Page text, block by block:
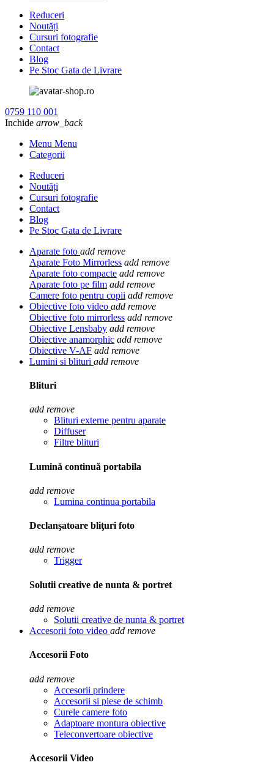
Reduceri
Noutăți
Cursuri fotografie
Contact
Blog
Pe Stoc Gata de Livrare
0759 110 001
Inchide arrow_back
Menu Menu
Categorii
Reduceri
Noutăți
Cursuri fotografie
Contact
Blog
Pe Stoc Gata de Livrare
Aparate foto add remove
Aparate Foto Mirrorless add remove
Aparate foto compacte add remove
Aparate foto pe film add remove
Camere foto pentru copii add remove
Obiective foto video add remove
Obiective foto mirrorless add remove
Obiective Lensbaby add remove
Obiective anamorphic add remove
Obiective V-AF add remove
Lumini si blituri add remove
Blituri
add remove
Blituri externe pentru aparate
Diffuser
Filtre blituri
Lumină continuă portabila
add remove
Lumina continua portabila
Declanşatoare bliţuri foto
add remove
Trigger
Solutii creative de nunta & portret
add remove
Solutii creative de nunta & portret
Accesorii foto video add remove
Accesorii Foto
add remove
Accesorii prindere
Accesorii si piese de schimb
Curele camere foto
Adaptoare montura obiective
Teleconvertoare obiective
Accesorii Video